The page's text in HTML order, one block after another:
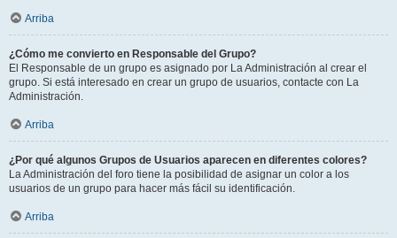
Arriba
¿Cómo me convierto en Responsable del Grupo?
El Responsable de un grupo es asignado por La Administración al crear el
grupo. Si está interesado en crear un grupo de usuarios, contacte con La
Administración.
Arriba
¿Por qué algunos Grupos de Usuarios aparecen en diferentes colores?
La Administración del foro tiene la posibilidad de asignar un color a los
usuarios de un grupo para hacer más fácil su identificación.
Arriba